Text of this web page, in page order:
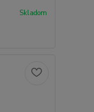
Skladom